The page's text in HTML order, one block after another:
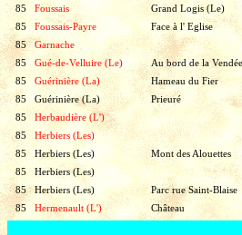
85
Foussais Grand Logis (Le)
85
Foussais-Payre Face à l' Eglise
85
Garnache
85
Gué-de-Velluire (Le) Au bord de la
85
Guérinière (La) Hameau du Fier
85
Guérinière (La) Prieuré
85
Herbaudière (L')
85
Herbiers (Les)
85
Herbiers (Les) Mont des Alouettes
85
Herbiers (Les)
85
Herbiers (Les) Parc rue Saint-Blaise
85
Hermenault (L') Château